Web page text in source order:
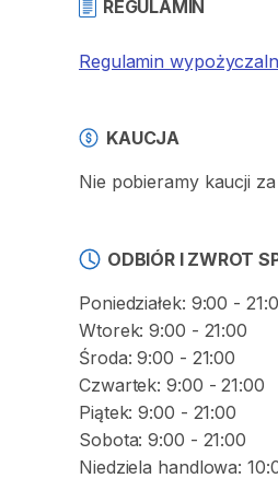
REGULAMIN
Regulamin
KAUCJA
Nie pobieramy kaucji
ODBIÓR I ZWROT
Poniedziałek: 9:00 -
Wtorek: 9:00 - 21:00
Środa: 9:00 - 21:00
Czwartek: 9:00 - 21:00
Piątek: 9:00 - 21:00
Sobota: 9:00 - 21:00
Niedziela handlowa: